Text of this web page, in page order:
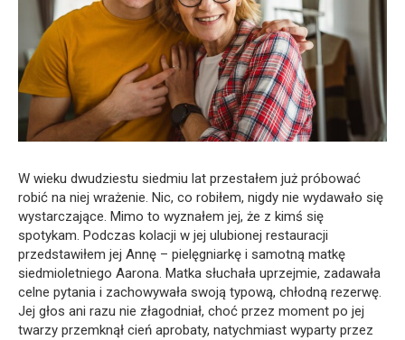
W wieku dwudziestu siedmiu lat przestałem już próbować
robić na niej wrażenie. Nic, co robiłem, nigdy nie wydawało się
wystarczające. Mimo to wyznałem jej, że z kimś się
spotykam. Podczas kolacji w jej ulubionej restauracji
przedstawiłem jej Annę – pielęgniarkę i samotną matkę
siedmioletniego Aarona. Matka słuchała uprzejmie, zadawała
celne pytania i zachowywała swoją typową, chłodną rezerwę.
Jej głos ani razu nie złagodniał, choć przez moment po jej
twarzy przemknął cień aprobaty, natychmiast wyparty przez